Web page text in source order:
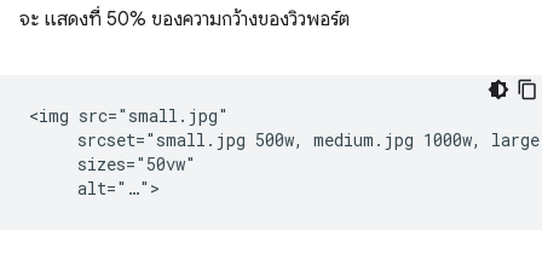
จะ แสดงที่ 50% ของความกว้างของวิวพอร์ต
<img src="small.jpg"
srcset="small.jpg 500w, medium.jpg 1000w,
     sizes="50vw"